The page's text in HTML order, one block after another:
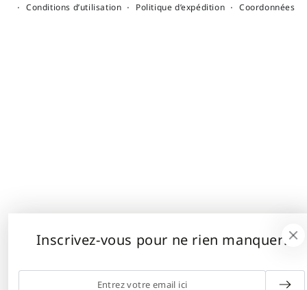
Conditions d’utilisation
Politique d’expédition Coordonnées
Inscrivez-vous pour ne rien manquer!